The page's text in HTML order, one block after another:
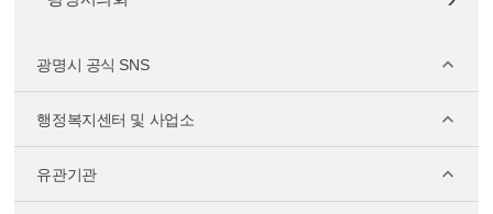
광명시 공식 SNS
행정복지센터 및 사업소
유관기관